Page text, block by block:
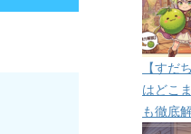
【すだ
はどこ
も徹底